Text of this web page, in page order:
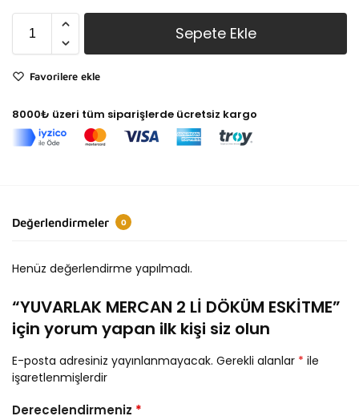
Sepete Ekle
Favorilere ekle
8000₺ üzeri tüm siparişlerde ücretsiz kargo
Değerlendirmeler 0
Henüz değerlendirme yapılmadı.
“YUVARLAK MERCAN 2 Lİ DÖKÜM ESKİTME”
için yorum yapan ilk kişi siz olun
E-posta adresiniz yayınlanmayacak. Gerekli alanlar * ile
işaretlenmişlerdir
Derecelendirmeniz *